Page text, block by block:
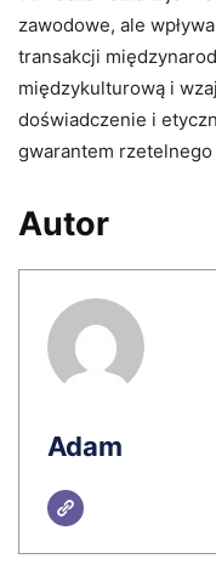
zawodowe, ale
transakcji
międzykulturową i
doświadczenie i
gwarantem rzetelnego
Autor
Adam